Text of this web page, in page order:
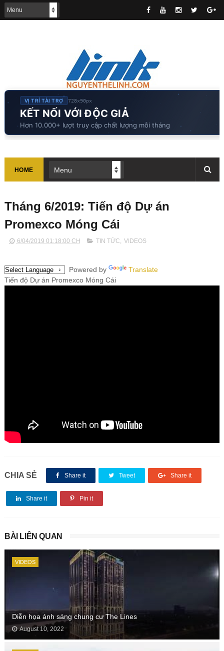
VỊ TRÍ TÀI TRỢ 728x90px
KẾT NỐI VỚI ĐỘC GIẢ
Hơn 10.000+ lượt truy cập chất lượng mỗi tháng
HOME
Tháng 6/2019: Tiến độ Dự án
Promexco Móng Cái
6/04/2019 01:18:00 CH TIN TỨC, VIDEOS
Powered by
Translate
Tiến độ Dự án Promexco Móng Cái
CHIA SẺ Share it Tweet Share it
Share it Pin it
BÀI LIÊN QUAN
VIDEOS
Diễn họa ánh sáng chung cư The Lines
August 10, 2022